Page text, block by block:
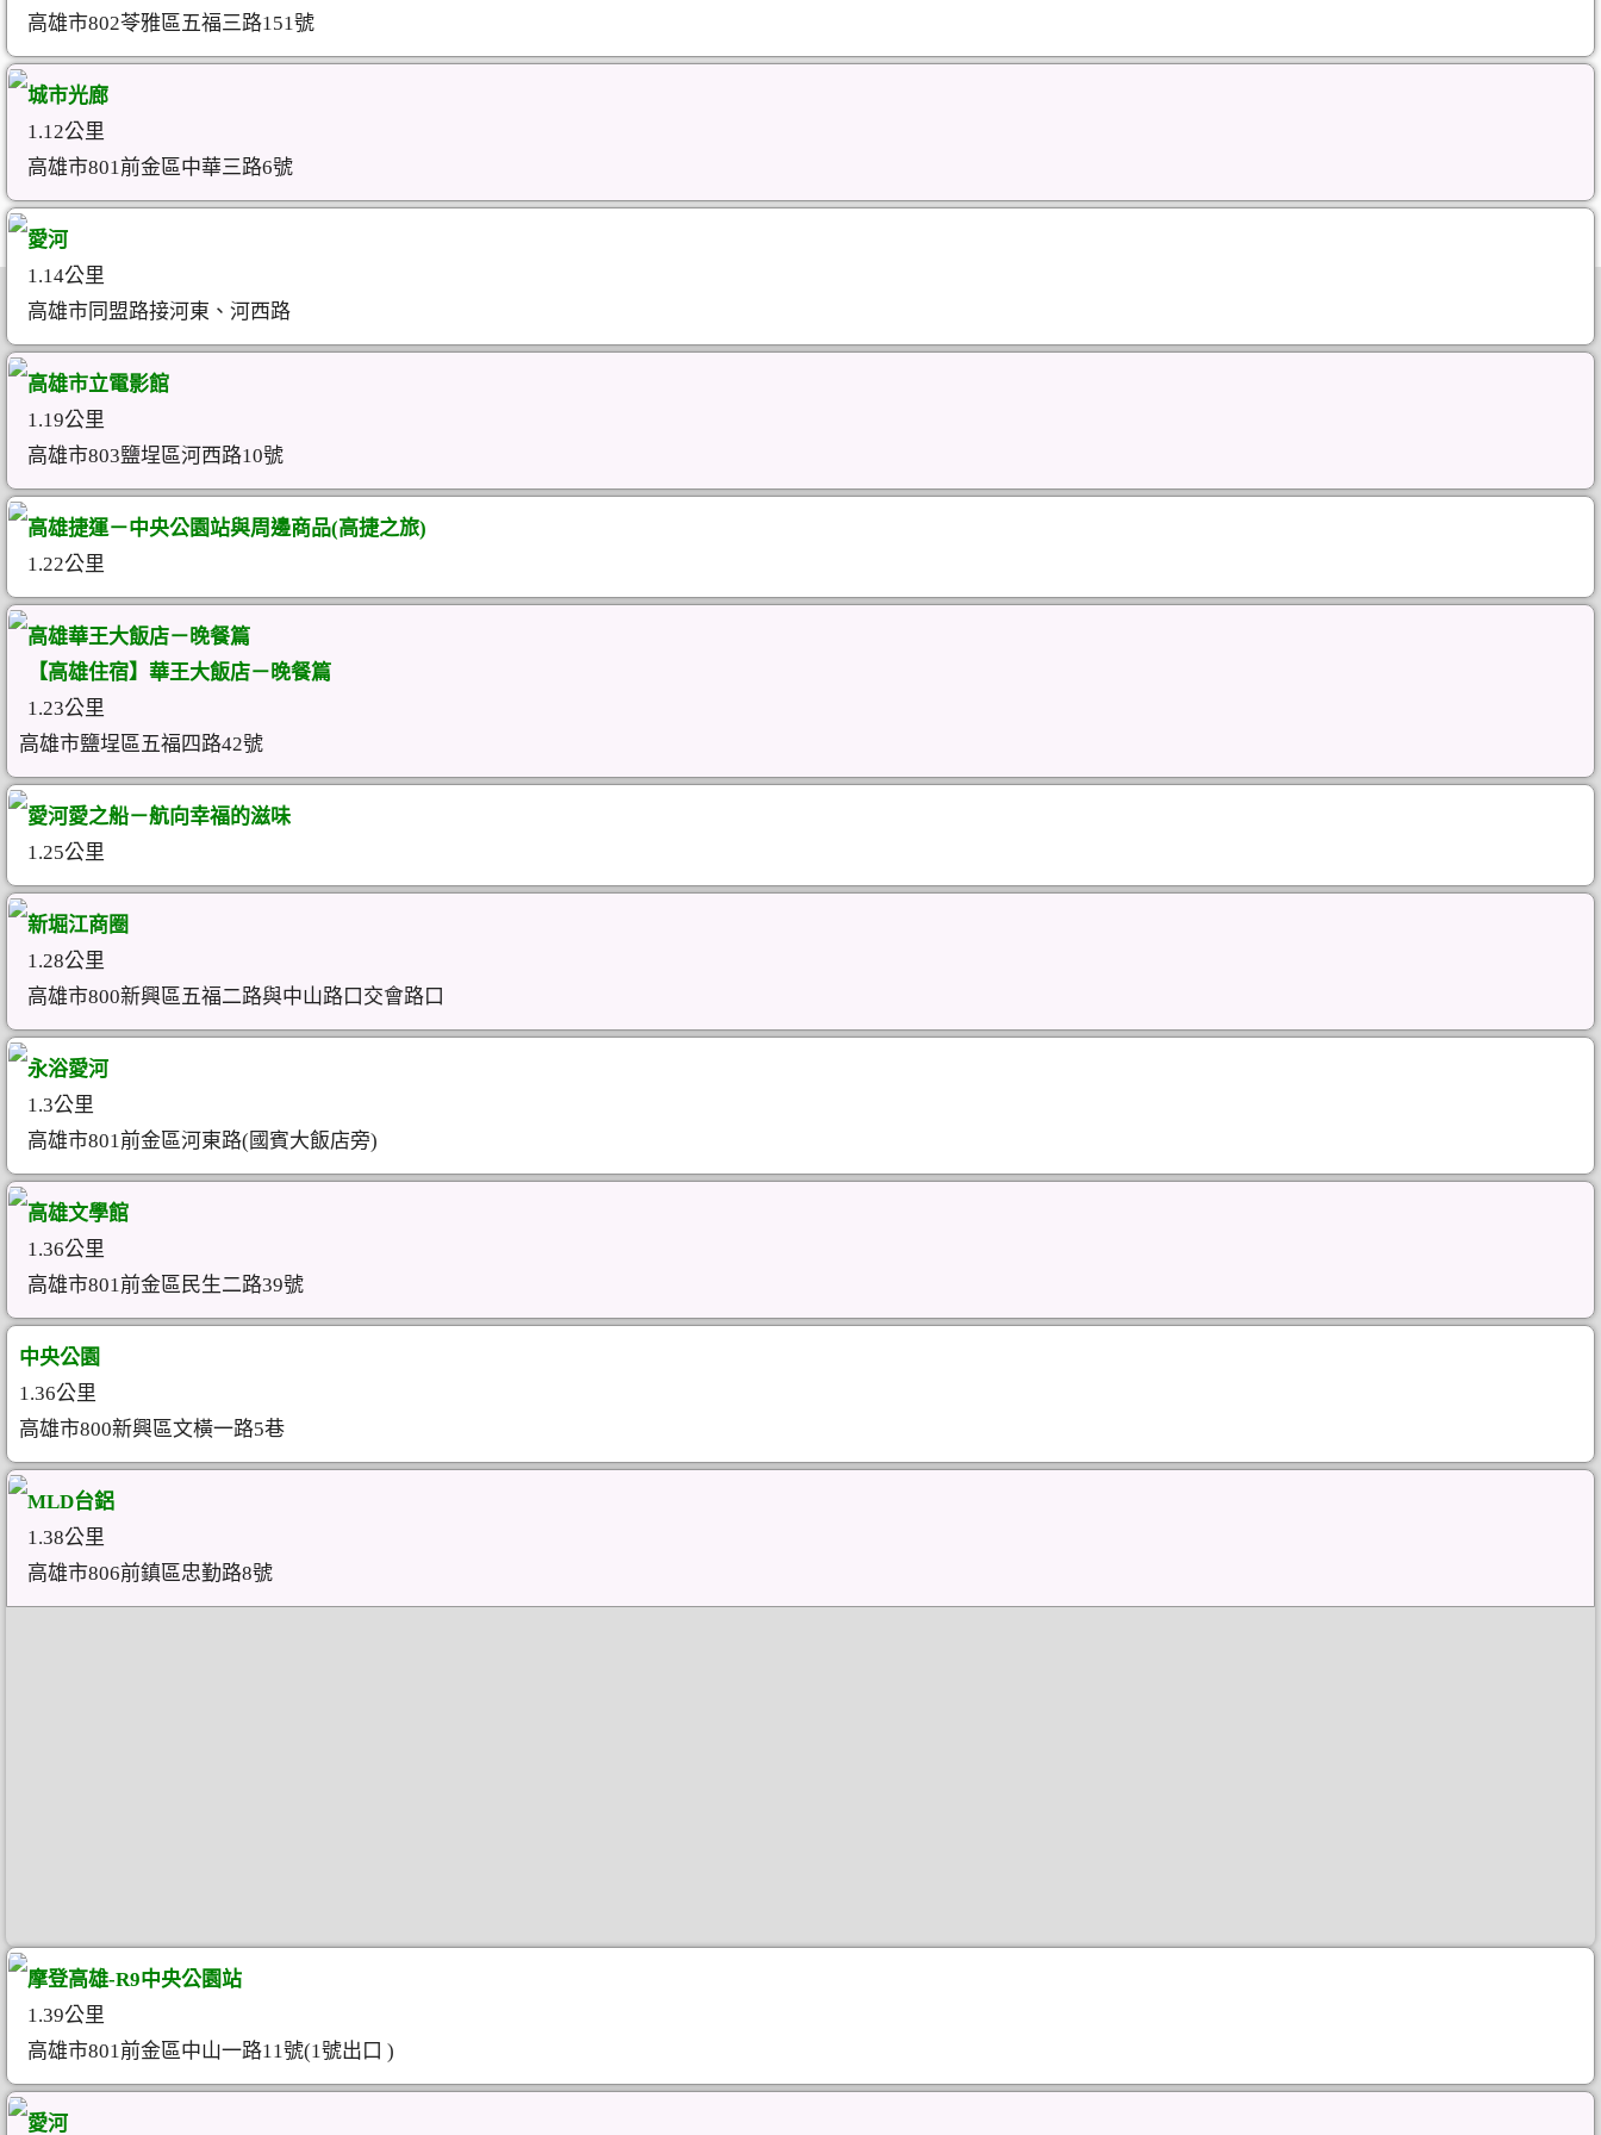
高雄市802苓雅區五福三路151號
城市光廊
1.12公里
高雄市801前金區中華三路6號
愛河
1.14公里
高雄市同盟路接河東、河西路
高雄市立電影館
1.19公里
高雄市803鹽埕區河西路10號
高雄捷運－中央公園站與周邊商品(高捷之旅)
1.22公里
高雄華王大飯店－晚餐篇
【高雄住宿】華王大飯店－晚餐篇
1.23公里
高雄市鹽埕區五福四路42號
愛河愛之船－航向幸福的滋味
1.25公里
新堀江商圈
1.28公里
高雄市800新興區五福二路與中山路口交會路口
永浴愛河
1.3公里
高雄市801前金區河東路(國賓大飯店旁)
高雄文學館
1.36公里
高雄市801前金區民生二路39號
中央公園
1.36公里
高雄市800新興區文橫一路5巷
MLD台鋁
1.38公里
高雄市806前鎮區忠勤路8號
摩登高雄-R9中央公園站
1.39公里
高雄市801前金區中山一路11號(1號出口 )
愛河